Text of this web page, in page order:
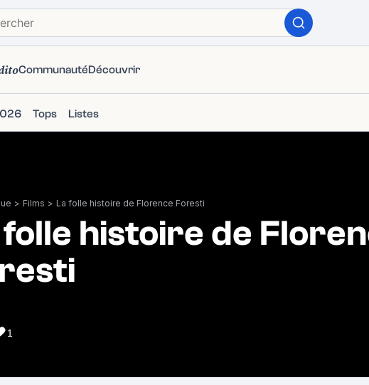
CommunautéDécouvrir
Tops Listes
> Films > La folle histoire de Florence Foresti
folle histoire de
1